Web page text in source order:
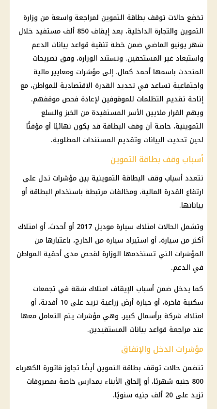
تخضع حالات توقف بطاقة التموين لمراجعة واسعة من وزارة
التموين والتجارة الداخلية، بعد إيقاف 850 ألف مستفيد خلال
شهر يونيو الماضي ضمن خطة تنقية قواعد بيانات الدعم
واستبعاد غير المستحقين. وتستند الوزارة، وفق تصريحات
المتحدث باسمها أحمد كمال، إلى مؤشرات ومعايير مالية
واجتماعية تساعد في تحديد القدرة الاقتصادية للمواطن، مع
إتاحة تقديم التظلمات للموقوفين لإعادة فحص موقفهم.
ويهم القرار ملايين الأسر المستفيدة من الخبز والسلع
التموينية، خاصة أن وقف البطاقة قد يكون نهائيًا أو مؤقتًا
لحين تحديث البيانات وتقديم المستندات المطلوبة.
أسباب وقف بطاقة التموين
تتعدد أسباب وقف البطاقة التموينية بين مؤشرات تدل على
ارتفاع القدرة المالية، ومخالفات مرتبطة باستخدام البطاقة أو
بياناتها.
وتشمل الحالات امتلاك سيارة موديل 2017 أو أحدث، أو امتلاك
أكثر من سيارة، أو استيراد سيارة من الخارج، باعتبارها من
المؤشرات التي تستخدمها الوزارة لفحص مدى أحقية المواطن
في الدعم.
كما يدخل ضمن أسباب الإيقاف امتلاك شقة في تجمعات
سكنية فاخرة، أو حيازة أرض زراعية تزيد على 10 أفدنة، أو
امتلاك شركة برأسمال كبير، وهي مؤشرات يتم التعامل معها
عند مراجعة قواعد بيانات المستفيدين.
مؤشرات الدخل والإنفاق
تتضمن حالات توقف بطاقة التموين أيضًا تجاوز فاتورة الكهرباء
800 جنيه شهريًا، أو إلحاق الأبناء بمدارس خاصة بمصروفات
تزيد على 20 ألف جنيه سنويًا.